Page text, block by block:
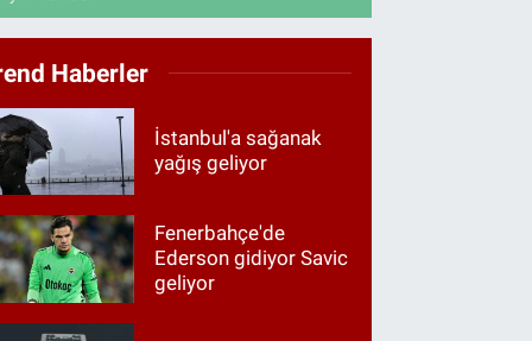
Haberler
İstanbul'a sağanak
yağış geliyor
Fenerbahçe'de
Ederson gidiyor Savic
geliyor